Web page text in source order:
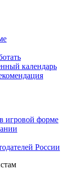
календарь
игровой форме
России